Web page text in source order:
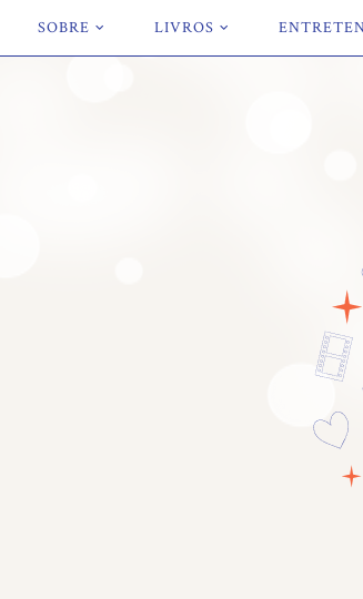
SOBRE LIVROS